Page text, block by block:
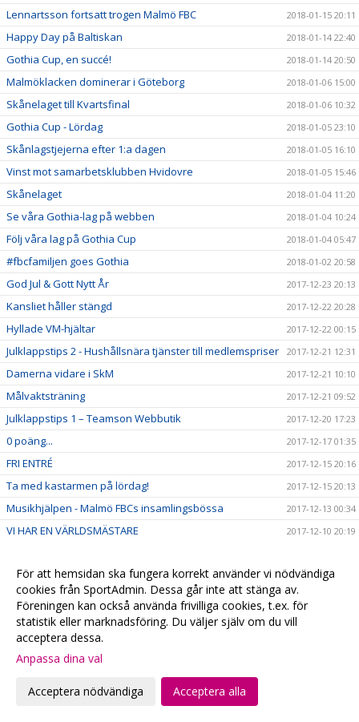
Lennartsson fortsatt trogen Malmö FBC 2018-01-15 20:11
Happy Day på Baltiskan 2018-01-14 22:40
Gothia Cup, en succé! 2018-01-14 20:50
Malmöklacken dominerar i Göteborg 2018-01-06 15:00
Skånelaget till Kvartsfinal 2018-01-06 10:32
Gothia Cup - Lördag 2018-01-05 23:10
Skånlagstjejerna efter 1:a dagen 2018-01-05 16:10
Vinst mot samarbetsklubben Hvidovre 2018-01-05 15:46
Skånelaget 2018-01-04 11:20
Se våra Gothia-lag på webben 2018-01-04 10:24
Följ våra lag på Gothia Cup 2018-01-04 05:47
#fbcfamiljen goes Gothia 2018-01-02 20:58
God Jul & Gott Nytt År 2017-12-23 20:13
Kansliet håller stängd 2017-12-22 20:28
Hyllade VM-hjältar 2017-12-22 00:15
Julklappstips 2 - Hushållsnära tjänster till medlemspriser 2017-12-21 12:31
Damerna vidare i SkM 2017-12-21 10:10
Målvaktsträning 2017-12-21 09:52
Julklappstips 1 – Teamson Webbutik 2017-12-20 17:23
0 poäng... 2017-12-17 01:35
FRI ENTRÉ 2017-12-15 20:16
Ta med kastarmen på lördag! 2017-12-15 20:13
Musikhjälpen - Malmö FBCs insamlingsbössa 2017-12-13 00:34
VI HAR EN VÄRLDSMÄSTARE 2017-12-10 20:19
Målvaktsträning 1 2017-12-06 10:12
VM-update 2017-12-04 22:48
Målvaktsträning 2017-12-04 10:28
Matchens lirare, VM-debutanter & 4+1
SM-Regionslutspel DJ18
Torsdagsunderhållning!
För att hemsidan ska fungera korrekt använder vi nödvändiga
cookies från SportAdmin. Dessa går inte att stänga av.
Föreningen kan också använda frivilliga cookies, t.ex. för
statistik eller marknadsföring. Du väljer själv om du vill
acceptera dessa.
Anpassa dina val
Acceptera nödvändiga Acceptera alla